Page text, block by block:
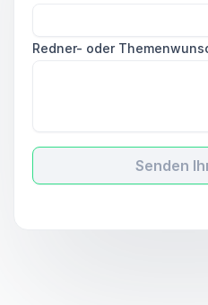
Redner- oder
Senden